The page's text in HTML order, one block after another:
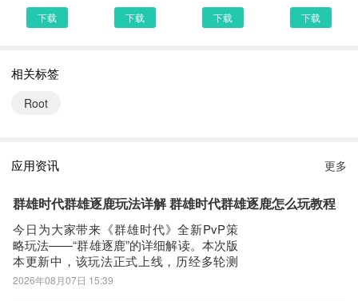
站，当然推荐大家选择PP助手、豌豆荚这类比较知名的网站下载更
选择进入其中一个幻影分身APP下载的网页，我们可以看到网站头部
提供了幻影分身的下载链接，有安全下载和普通下载，能选择安全的
接着网页提示有下载内容，这时我们不用更改文件名，至于文件保存
可以看到文件就已经开始下载了，我们等待他下载安装完即可 第五
步：
回到手机桌面就可以看到已经安装好的最新幻影分身5.2.11，点击幻
影分身APP图标进入欢迎页就可以开始使用了
下载 下载 下载 下载
相关标签
Root
应用资讯 更多
群雄时代群雄逐鹿玩法详解 群雄时代群雄逐鹿怎么玩教程
今日为大家带来《群雄时代》全新PvP策
略玩法——“群雄逐鹿”的详细解读。本次版
本更新中，该玩法正式上线，历经多轮测
试与迭代优化，官方结合大量玩家反馈，
2026年08月07日 15:39